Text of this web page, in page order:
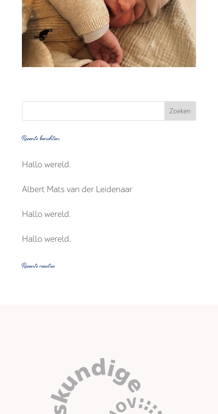
Recente berichten
Hallo wereld.
Albert Mats van der Leidenaar
Hallo wereld.
Hallo wereld.
Recente reacties